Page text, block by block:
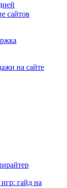
сайтов
на сайте